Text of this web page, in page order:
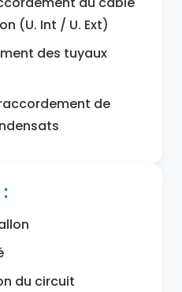
(U. Int / U. Ext)
des tuyaux
de
du circuit